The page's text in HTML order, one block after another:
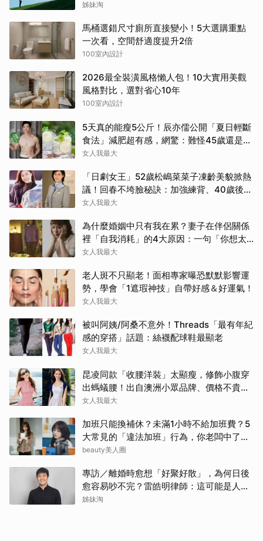
同
姊妹淘
馬桶選錯尺寸廁所直接變小！5大選購重點
一次看，空間舒適度提升2倍
100室內設計
2026最全裝潢風格懶人包！10大實用美觀
風格對比，選對省心10年
100室內設計
5天真的能瘦5公斤！辰亦儒公開「夏日輕斷
食法」減肥超有感，網驚：難怪45歲還是男
神
女人我最大
「日劇女王」52歲松嶋菜菜子凍齡美貌掀熱
議！回春不垮臉秘訣：加強練背、40歲後飲
食是關鍵！
女人我最大
為什麼婚姻中只有我在累？妻子在伴侶關係
裡「自我消耗」的4大原因：一句「你想太
多」讓人無奈
女人我最大
老人斑不只顯老！面相專家曝恐默默影響運
勢，學會「1遮瑕神技」自帶好感＆好運氣！
女人我最大
被叫阿姨/阿桑不意外！Threads「最有年紀
感的穿搭」話題：絲襪配球鞋最顯老
女人我最大
昆凌同款「收腰洋裝」太顯瘦，修飾小腹穿
出螞蟻腰！出自澳洲小眾品牌、價格不貴還
寄台灣
女人我最大
加班只能換補休？未滿1小時不給加班費？5
大常見的「違法加班」行為，你老闆中了幾
項？
beauty美人圈
專訪／離婚時愈想「好聚好散」，為何日後
愈容易吵不完？雷皓明律師：這可能是人生
最貴的一份協議書
姊妹淘